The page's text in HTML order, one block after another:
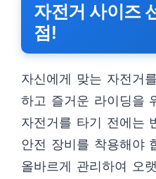
자전거 사이즈
점!
자신에게 맞는 자전거
하고 즐거운 라이딩을
자전거를 타기 전에는
안전 장비를 착용해야
올바르게 관리하여 오